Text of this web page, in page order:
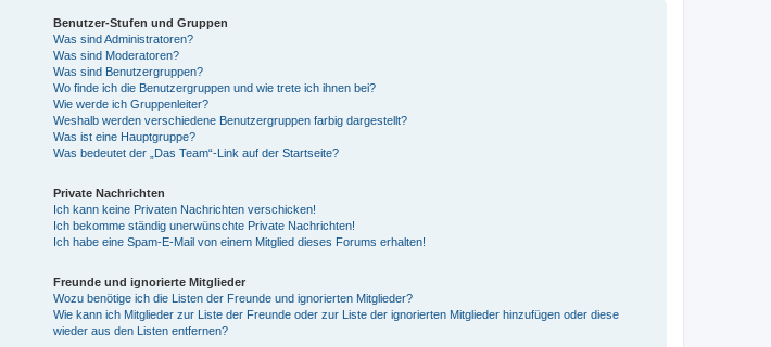
Benutzer-Stufen und Gruppen
Was sind Administratoren?
Was sind Moderatoren?
Was sind Benutzergruppen?
Wo finde ich die Benutzergruppen und wie trete ich ihnen bei?
Wie werde ich Gruppenleiter?
Weshalb werden verschiedene Benutzergruppen farbig dargestellt?
Was ist eine Hauptgruppe?
Was bedeutet der „Das Team“-Link auf der Startseite?
Private Nachrichten
Ich kann keine Privaten Nachrichten verschicken!
Ich bekomme ständig unerwünschte Private Nachrichten!
Ich habe eine Spam-E-Mail von einem Mitglied dieses Forums erhalten!
Freunde und ignorierte Mitglieder
Wozu benötige ich die Listen der Freunde und ignorierten Mitglieder?
Wie kann ich Mitglieder zur Liste der Freunde oder zur Liste der ignorierten Mitglieder hinzufügen oder diese
wieder aus den Listen entfernen?